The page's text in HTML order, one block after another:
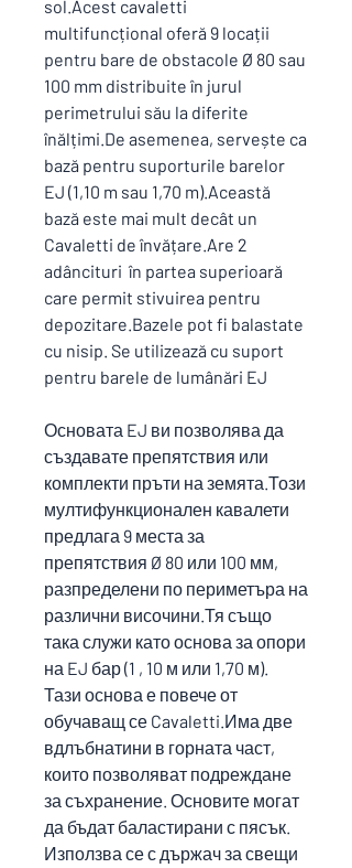
sol.Acest cavaletti
multifuncțional oferă 9 locații
pentru bare de obstacole Ø 80 sau
100 mm distribuite în jurul
perimetrului său la diferite
înălțimi.De asemenea, servește ca
bază pentru suporturile barelor
EJ (1,10 m sau 1,70 m).Această
bază este mai mult decât un
Cavaletti de învățare.Are 2
adâncituri în partea superioară
care permit stivuirea pentru
depozitare.Bazele pot fi balastate
cu nisip. Se utilizează cu suport
pentru barele de lumânări EJ
Основата EJ ви позволява да
създавате препятствия или
комплекти пръти на земята.Този
мултифункционален кавалети
предлага 9 места за
препятствия Ø 80 или 100 мм,
разпределени по периметъра на
различни височини.Тя също
така служи като основа за опори
на EJ бар (1 , 10 м или 1,70 м).
Тази основа е повече от
обучаващ се Cavaletti.Има две
вдлъбнатини в горната част,
които позволяват подреждане
за съхранение. Основите могат
да бъдат баластирани с пясък.
Използва се с държач за свещи